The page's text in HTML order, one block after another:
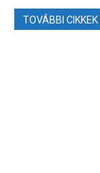
TOVÁBBI CIKKEK